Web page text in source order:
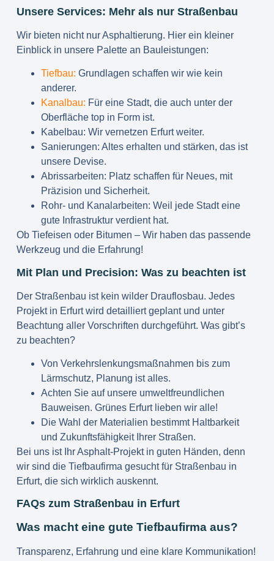
Unsere Services: Mehr als nur Straßenbau
Wir bieten nicht nur Asphaltierung. Hier ein kleiner
Einblick in unsere Palette an Bauleistungen:
Tiefbau: Grundlagen schaffen wir wie kein
anderer.
Kanalbau: Für eine Stadt, die auch unter der
Oberfläche top in Form ist.
Kabelbau: Wir vernetzen Erfurt weiter.
Sanierungen: Altes erhalten und stärken, das ist
unsere Devise.
Abrissarbeiten: Platz schaffen für Neues, mit
Präzision und Sicherheit.
Rohr- und Kanalarbeiten: Weil jede Stadt eine
gute Infrastruktur verdient hat.
Ob Tiefeisen oder Bitumen – Wir haben das passende
Werkzeug und die Erfahrung!
Mit Plan und Precision: Was zu beachten ist
Der Straßenbau ist kein wilder Drauflosbau. Jedes
Projekt in Erfurt wird detailliert geplant und unter
Beachtung aller Vorschriften durchgeführt. Was gibt’s
zu beachten?
Von Verkehrslenkungsmaßnahmen bis zum
Lärmschutz, Planung ist alles.
Achten Sie auf unsere umweltfreundlichen
Bauweisen. Grünes Erfurt lieben wir alle!
Die Wahl der Materialien bestimmt Haltbarkeit
und Zukunftsfähigkeit Ihrer Straßen.
Bei uns ist Ihr Asphalt-Projekt in guten Händen, denn
wir sind die Tiefbaufirma gesucht für Straßenbau in
Erfurt, die sich wirklich auskennt.
FAQs zum Straßenbau in Erfurt
Was macht eine gute Tiefbaufirma aus?
Transparenz, Erfahrung und eine klare Kommunikation!